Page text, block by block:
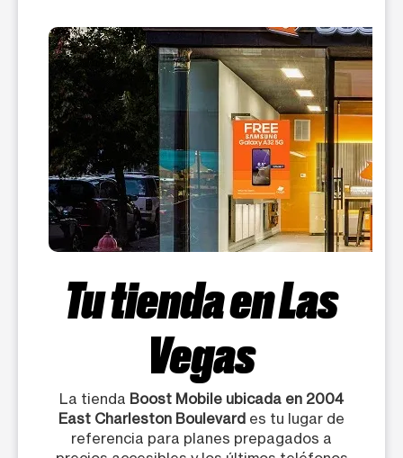
Tu tienda enLas
Vegas
La tienda Boost Mobile ubicada en 2004
East Charleston Boulevard es tu lugar de
referencia para planes prepagados a